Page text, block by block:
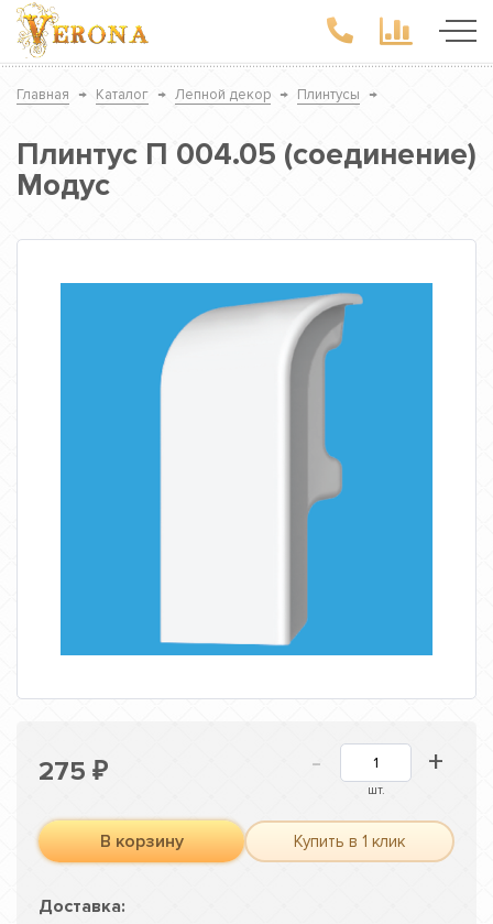
Главная → Каталог → Лепной декор → Плинтусы →
Плинтус П 004.05 (соединение)
Модус
275 ₽ - +
шт.
В корзину Купить в 1 клик
Доставка: